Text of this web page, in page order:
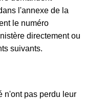
l'annexe de la
le numéro
directement ou
suivants.
n'ont pas perdu leur